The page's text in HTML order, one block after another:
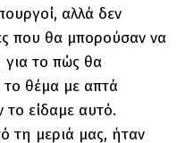
αλλά δεν
που θα μπορούσαν να
για το πώς θα
το θέμα με απτά
το είδαμε αυτό.
τη μεριά μας, ήταν